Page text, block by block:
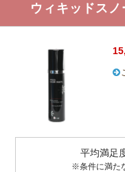
ウィキッドス
平均満足
※条件に満た